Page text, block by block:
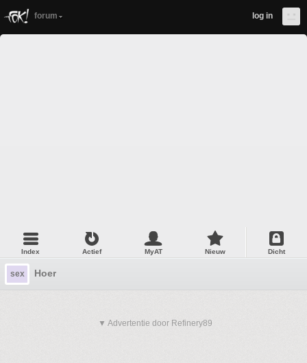
forum log in
Index Actief MyAT Nieuw Dicht
sex Hoer
▼ Advertentie door Refinery89